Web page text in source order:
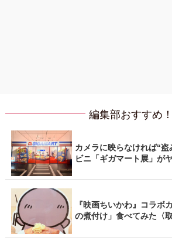
編集部おすすめ！
カメラに映らなければ“
ビニ「ギガマート展」が
『映画ちいかわ』コラ
の煮付け」食べてみた〈取